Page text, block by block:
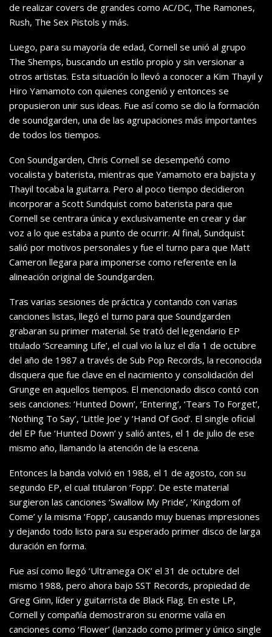
de realizar covers de grandes como AC/DC, The Ramones,
Rush, The Sex Pistols y más.
Luego, para su mayoría de edad, Cornell se unió al grupo
The Shemps, buscando un estilo propio y sin versionar a
otros artistas. Esta situación lo llevó a conocer a Kim Thayil y
Hiro Yamamoto con quienes congenió y entonces se
propusieron unir sus ideas. Fue así como se dio la formación
de soundgarden, una de las agrupaciones más importantes
de todos los tiempos.
Con Soundgarden, Chris Cornell se desempeñó como
vocalista y baterista, mientras que Yamamoto era bajista y
Thayil tocaba la guitarra. Pero al poco tiempo decidieron
incorporar a Scott Sundquist como baterista para que
Cornell se centrara única y exclusivamente en crear y dar
voz a lo que estaba a punto de ocurrir. Al final, Sundquist
salió por motivos personales y fue el turno para que Matt
Cameron llegara para imponerse como referente en la
alineación original de Soundgarden.
Tras varias sesiones de práctica y contando con varias
canciones listas, llegó el turno para que Soundgarden
grabaran su primer material. Se trató del legendario EP
titulado ‘Screaming Life’, el cual vio la luz el día 1 de octubre
del año de 1987 a través de Sub Pop Records, la reconocida
disquera que fue clave en el nacimiento y consolidación del
Grunge en aquellos tiempos. El mencionado disco contó con
seis canciones: ‘Hunted Down’, ‘Entering’, ‘Tears To Forget’,
‘Nothing To Say’, ‘Little Joe’ y ‘Hand Of God’. El single oficial
del EP fue ‘Hunted Down’ y salió antes, el 1 de julio de ese
mismo año, llamando la atención de la escena.
Entonces la banda volvió en 1988, el 1 de agosto, con su
segundo EP, el cual titularon ‘Fopp’. De este material
surgieron las canciones ‘Swallow My Pride’, ‘Kingdom of
Come’ y la misma ‘Fopp’, causando muy buenas impresiones
y dejando todo listo para su esperado primer disco de larga
duración en forma.
Fue así como llegó ‘Ultramega OK’ el 31 de octubre del
mismo 1988, pero ahora bajo SST Records, propiedad de
Greg Ginn, líder y guitarrista de Black Flag. En este LP,
Cornell y compañía demostraron su enorme valía en
canciones como ‘Flower’ (lanzado como primer y único single